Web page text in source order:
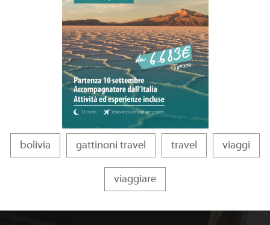
bolivia gattinoni travel travel viaggi
viaggiare